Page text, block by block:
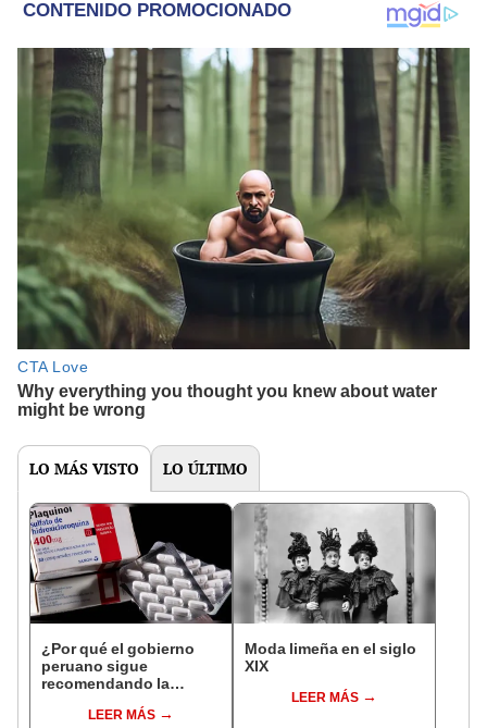
LO MÁS VISTO LO ÚLTIMO
¿Por qué el gobierno
peruano sigue
recomendando la
la COVID-19?
LEER MÁS
Moda limeña en el siglo
XIX
LEER MÁS